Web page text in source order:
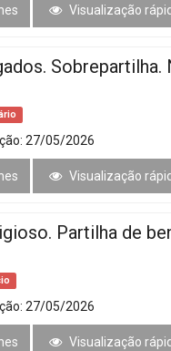
Visualização
27/05/2026
Visualização
Partilha de
27/05/2026
Visualização